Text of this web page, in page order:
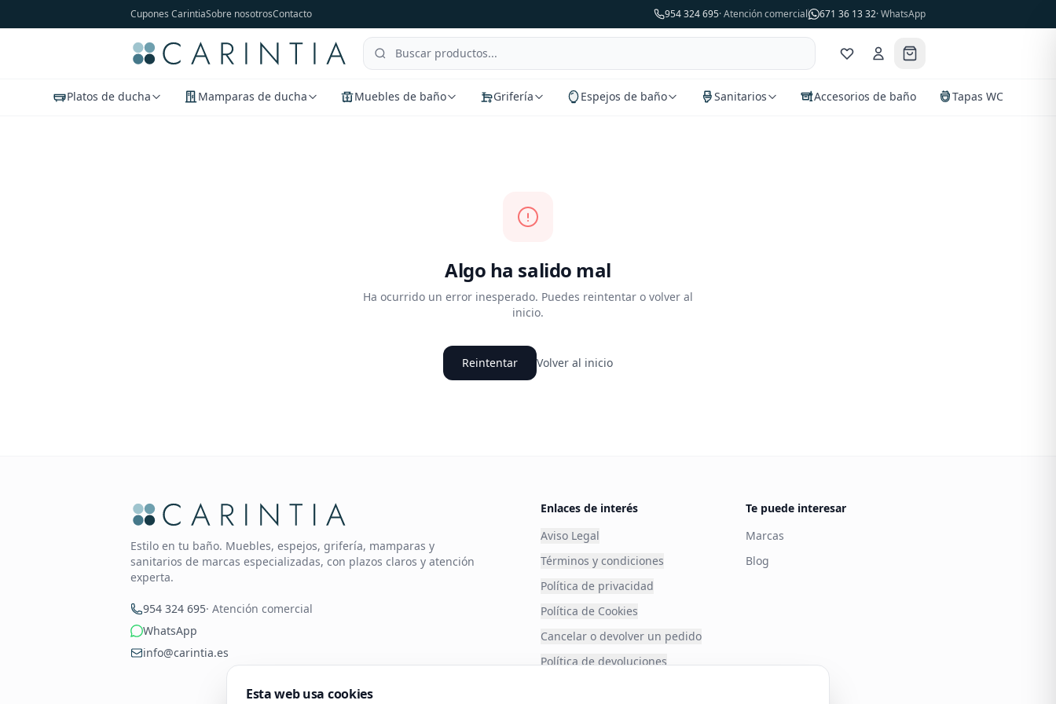
Cupones CarintiaSobre nosotrosContacto 954 324 695· Atención comercial 671 36 13 32· WhatsApp
Platos de ducha Mamparas de ducha Muebles de baño Grifería Espejos de baño Sanitarios Accesorios de baño Tapas WC
Algo ha salido mal
Ha ocurrido un error inesperado. Puedes reintentar o volver al
inicio.
Reintentar Volver al inicio
Estilo en tu baño. Muebles, espejos, grifería, mamparas y
sanitarios de marcas especializadas, con plazos claros y atención
experta.
954 324 695· Atención comercial
WhatsApp
info@carintia.es
Enlaces de interés
Aviso Legal
Términos y condiciones
Política de privacidad
Política de Cookies
Cancelar o devolver un pedido
Política de devoluciones
Te puede interesar
Marcas
Blog
Esta web usa cookies